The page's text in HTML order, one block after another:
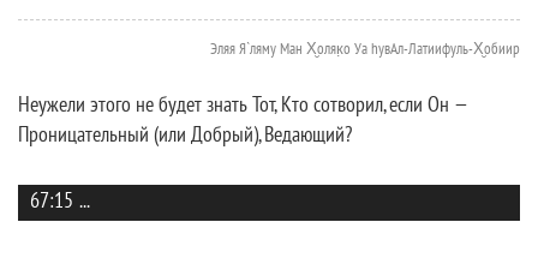
Эляя Я`ляму Ман Х̮оляк̣о Уа hувАл-Латиифуль-Х̮обиир
Неужели этого не будет знать Тот, Кто сотворил, если Он —
Проницательный (или Добрый), Ведающий?
67:15 ...